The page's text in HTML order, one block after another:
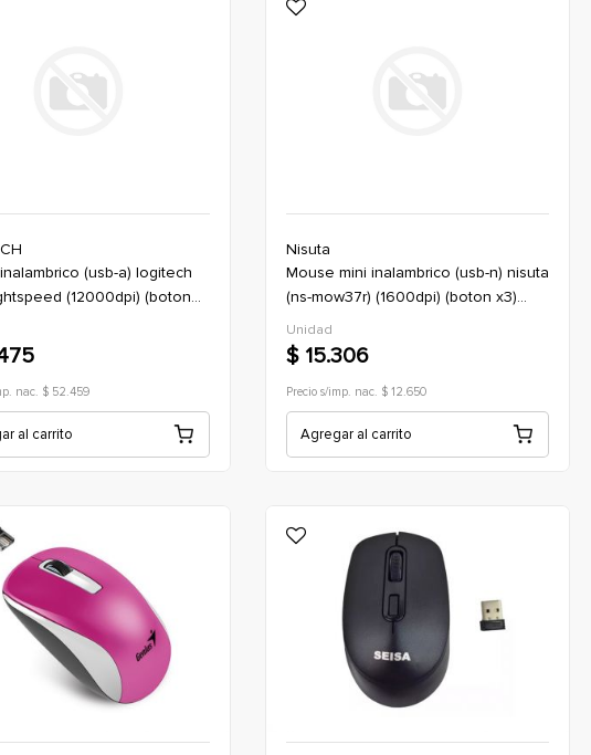
(12000dpi) (boton
(gaming)
nac. $ 52.459
al carrito
Nisuta
mouse mini inalambrico (usb-n) nisuta
(ns-mow37r) (1600dpi) (boton x3)
*rojo (oficina)
Unidad
$ 15.306
Precio s/imp. nac. $ 12.650
Agregar al carrito